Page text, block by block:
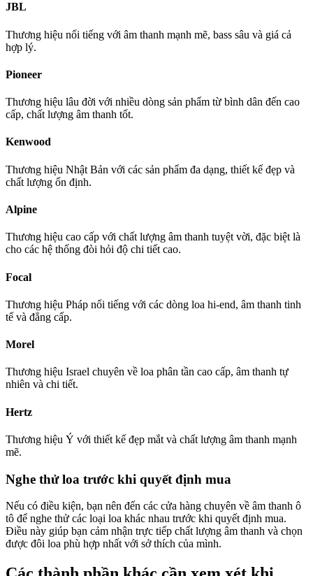
JBL
Thương hiệu nổi tiếng với âm thanh mạnh mẽ, bass sâu và giá cả
hợp lý.
Pioneer
Thương hiệu lâu đời với nhiều dòng sản phẩm từ bình dân đến cao
cấp, chất lượng âm thanh tốt.
Kenwood
Thương hiệu Nhật Bản với các sản phẩm đa dạng, thiết kế đẹp và
chất lượng ổn định.
Alpine
Thương hiệu cao cấp với chất lượng âm thanh tuyệt vời, đặc biệt là
cho các hệ thống đòi hỏi độ chi tiết cao.
Focal
Thương hiệu Pháp nổi tiếng với các dòng loa hi-end, âm thanh tinh
tế và đẳng cấp.
Morel
Thương hiệu Israel chuyên về loa phân tần cao cấp, âm thanh tự
nhiên và chi tiết.
Hertz
Thương hiệu Ý với thiết kế đẹp mắt và chất lượng âm thanh mạnh
mẽ.
Nghe thử loa trước khi quyết định mua
Nếu có điều kiện, bạn nên đến các cửa hàng chuyên về âm thanh ô
tô để nghe thử các loại loa khác nhau trước khi quyết định mua.
Điều này giúp bạn cảm nhận trực tiếp chất lượng âm thanh và chọn
được đôi loa phù hợp nhất với sở thích của mình.